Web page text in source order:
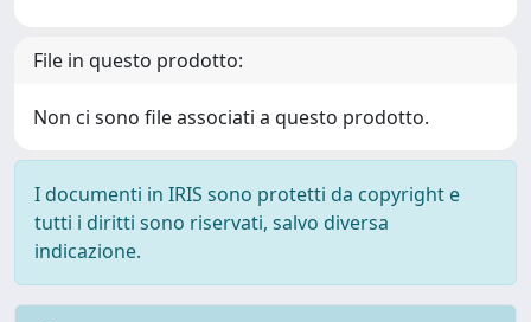
File in questo prodotto:
Non ci sono file associati a questo prodotto.
I documenti in IRIS sono protetti da copyright e
tutti i diritti sono riservati, salvo diversa
indicazione.